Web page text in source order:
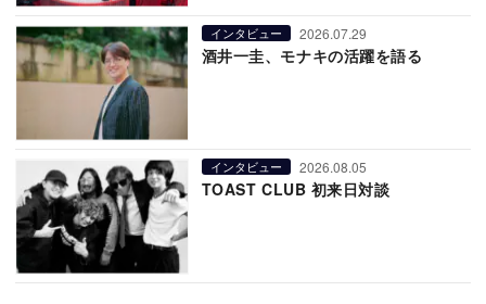
インタビュー 2026.07.29
酒井一圭、モナキの活躍を語る
インタビュー 2026.08.05
TOAST CLUB 初来日対談